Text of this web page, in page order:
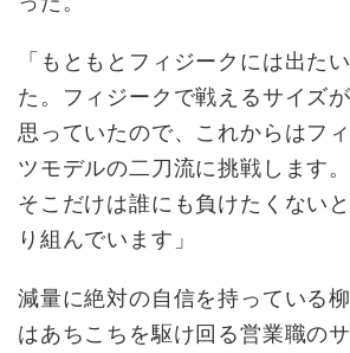
「もともとフィジークには出た
た。フィジークで戦えるサイズ
思っていたので、これからはフ
ツモデルの二刀流に挑戦します
そこだけは誰にも負けたくない
り組んでいます」
減量に絶対の自信を持っている
はあちこちを駆け回る営業職の